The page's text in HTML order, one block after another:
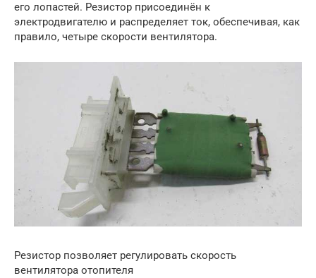
его лопастей. Резистор присоединён к
электродвигателю и распределяет ток, обеспечивая, как
правило, четыре скорости вентилятора.
Резистор позволяет регулировать скорость
вентилятора отопителя